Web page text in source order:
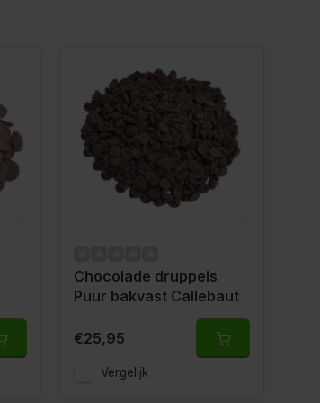
Chocolade druppels
Puur bakvast Callebaut
€25,95
Vergelijk